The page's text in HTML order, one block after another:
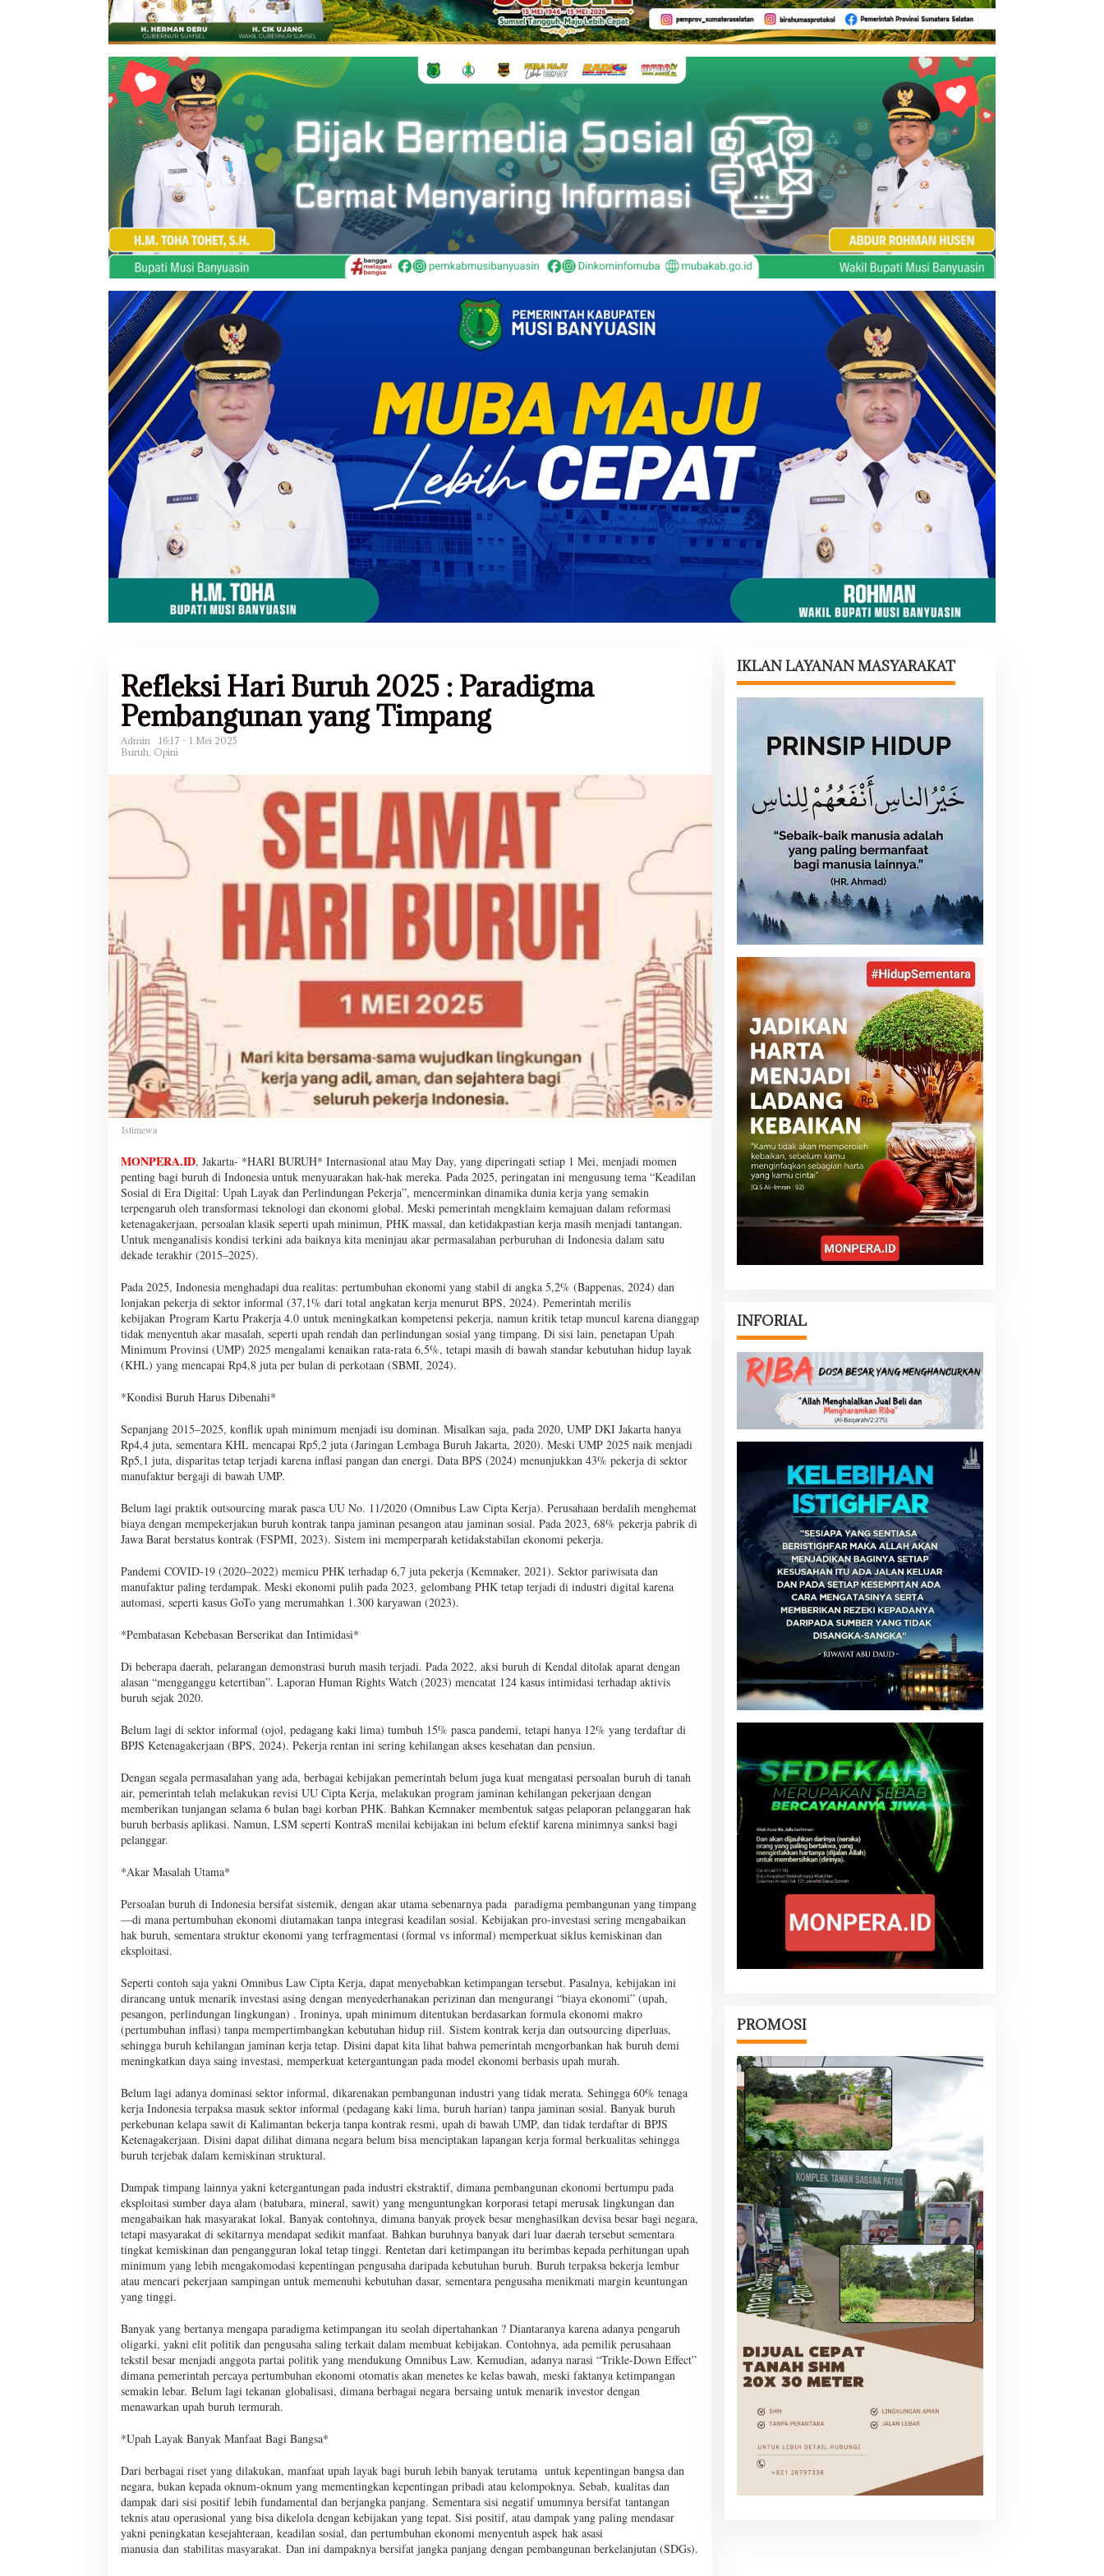
Refleksi Hari Buruh 2025 : Paradigma
Pembangunan yang Timpang
Admin
16:17 - 1 Mei 2025
Buruh, Opini
Istimewa
MONPERA.ID, Jakarta- *HARI BURUH* Internasional atau May Day, yang diperingati setiap 1 Mei, menjadi momen
penting bagi buruh di Indonesia untuk menyuarakan hak-hak mereka. Pada 2025, peringatan ini mengusung tema “Keadilan
Sosial di Era Digital: Upah Layak dan Perlindungan Pekerja”, mencerminkan dinamika dunia kerja yang semakin
terpengaruh oleh transformasi teknologi dan ekonomi global. Meski pemerintah mengklaim kemajuan dalam reformasi
ketenagakerjaan, persoalan klasik seperti upah minimun, PHK massal, dan ketidakpastian kerja masih menjadi tantangan.
Untuk menganalisis kondisi terkini ada baiknya kita meninjau akar permasalahan perburuhan di Indonesia dalam satu
dekade terakhir (2015–2025).
Pada 2025, Indonesia menghadapi dua realitas: pertumbuhan ekonomi yang stabil di angka 5,2% (Bappenas, 2024) dan
lonjakan pekerja di sektor informal (37,1% dari total angkatan kerja menurut BPS, 2024). Pemerintah merilis
kebijakan Program Kartu Prakerja 4.0 untuk meningkatkan kompetensi pekerja, namun kritik tetap muncul karena dianggap
tidak menyentuh akar masalah, seperti upah rendah dan perlindungan sosial yang timpang. Di sisi lain, penetapan Upah
Minimum Provinsi (UMP) 2025 mengalami kenaikan rata-rata 6,5%, tetapi masih di bawah standar kebutuhan hidup layak
(KHL) yang mencapai Rp4,8 juta per bulan di perkotaan (SBMI, 2024).
*Kondisi Buruh Harus Dibenahi*
Sepanjang 2015–2025, konflik upah minimum menjadi isu dominan. Misalkan saja, pada 2020, UMP DKI Jakarta hanya
Rp4,4 juta, sementara KHL mencapai Rp5,2 juta (Jaringan Lembaga Buruh Jakarta, 2020). Meski UMP 2025 naik menjadi
Rp5,1 juta, disparitas tetap terjadi karena inflasi pangan dan energi. Data BPS (2024) menunjukkan 43% pekerja di sektor
manufaktur bergaji di bawah UMP.
Belum lagi praktik outsourcing marak pasca UU No. 11/2020 (Omnibus Law Cipta Kerja). Perusahaan berdalih menghemat
biaya dengan mempekerjakan buruh kontrak tanpa jaminan pesangon atau jaminan sosial. Pada 2023, 68% pekerja pabrik di
Jawa Barat berstatus kontrak (FSPMI, 2023). Sistem ini memperparah ketidakstabilan ekonomi pekerja.
Pandemi COVID-19 (2020–2022) memicu PHK terhadap 6,7 juta pekerja (Kemnaker, 2021). Sektor pariwisata dan
manufaktur paling terdampak. Meski ekonomi pulih pada 2023, gelombang PHK tetap terjadi di industri digital karena
automasi, seperti kasus GoTo yang merumahkan 1.300 karyawan (2023).
*Pembatasan Kebebasan Berserikat dan Intimidasi*
Di beberapa daerah, pelarangan demonstrasi buruh masih terjadi. Pada 2022, aksi buruh di Kendal ditolak aparat dengan
alasan “mengganggu ketertiban”. Laporan Human Rights Watch (2023) mencatat 124 kasus intimidasi terhadap aktivis
buruh sejak 2020.
Belum lagi di sektor informal (ojol, pedagang kaki lima) tumbuh 15% pasca pandemi, tetapi hanya 12% yang terdaftar di
BPJS Ketenagakerjaan (BPS, 2024). Pekerja rentan ini sering kehilangan akses kesehatan dan pensiun.
Dengan segala permasalahan yang ada, berbagai kebijakan pemerintah belum juga kuat mengatasi persoalan buruh di tanah
air, pemerintah telah melakukan revisi UU Cipta Kerja, melakukan program jaminan kehilangan pekerjaan dengan
memberikan tunjangan selama 6 bulan bagi korban PHK. Bahkan Kemnaker membentuk satgas pelaporan pelanggaran hak
buruh berbasis aplikasi. Namun, LSM seperti KontraS menilai kebijakan ini belum efektif karena minimnya sanksi bagi
pelanggar.
*Akar Masalah Utama*
Persoalan buruh di Indonesia bersifat sistemik, dengan akar utama sebenarnya pada paradigma pembangunan yang timpang
—di mana pertumbuhan ekonomi diutamakan tanpa integrasi keadilan sosial. Kebijakan pro-investasi sering mengabaikan
hak buruh, sementara struktur ekonomi yang terfragmentasi (formal vs informal) memperkuat siklus kemiskinan dan
eksploitasi.
Seperti contoh saja yakni Omnibus Law Cipta Kerja, dapat menyebabkan ketimpangan tersebut. Pasalnya, kebijakan ini
dirancang untuk menarik investasi asing dengan menyederhanakan perizinan dan mengurangi “biaya ekonomi” (upah,
pesangon, perlindungan lingkungan) . Ironinya, upah minimum ditentukan berdasarkan formula ekonomi makro
(pertumbuhan inflasi) tanpa mempertimbangkan kebutuhan hidup riil. Sistem kontrak kerja dan outsourcing diperluas,
sehingga buruh kehilangan jaminan kerja tetap. Disini dapat kita lihat bahwa pemerintah mengorbankan hak buruh demi
meningkatkan daya saing investasi, memperkuat ketergantungan pada model ekonomi berbasis upah murah.
Belum lagi adanya dominasi sektor informal, dikarenakan pembangunan industri yang tidak merata. Sehingga 60% tenaga
kerja Indonesia terpaksa masuk sektor informal (pedagang kaki lima, buruh harian) tanpa jaminan sosial. Banyak buruh
perkebunan kelapa sawit di Kalimantan bekerja tanpa kontrak resmi, upah di bawah UMP, dan tidak terdaftar di BPJS
Ketenagakerjaan. Disini dapat dilihat dimana negara belum bisa menciptakan lapangan kerja formal berkualitas sehingga
buruh terjebak dalam kemiskinan struktural.
Dampak timpang lainnya yakni ketergantungan pada industri ekstraktif, dimana pembangunan ekonomi bertumpu pada
eksploitasi sumber daya alam (batubara, mineral, sawit) yang menguntungkan korporasi tetapi merusak lingkungan dan
mengabaikan hak masyarakat lokal. Banyak contohnya, dimana banyak proyek besar menghasilkan devisa besar bagi negara,
tetapi masyarakat di sekitarnya mendapat sedikit manfaat. Bahkan buruhnya banyak dari luar daerah tersebut sementara
tingkat kemiskinan dan pengangguran lokal tetap tinggi. Rentetan dari ketimpangan itu berimbas kepada perhitungan upah
minimum yang lebih mengakomodasi kepentingan pengusaha daripada kebutuhan buruh. Buruh terpaksa bekerja lembur
atau mencari pekerjaan sampingan untuk memenuhi kebutuhan dasar, sementara pengusaha menikmati margin keuntungan
yang tinggi.
Banyak yang bertanya mengapa paradigma ketimpangan itu seolah dipertahankan ? Diantaranya karena adanya pengaruh
oligarki, yakni elit politik dan pengusaha saling terkait dalam membuat kebijakan. Contohnya, ada pemilik perusahaan
tekstil besar menjadi anggota partai politik yang mendukung Omnibus Law. Kemudian, adanya narasi “Trikle-Down Effect”
dimana pemerintah percaya pertumbuhan ekonomi otomatis akan menetes ke kelas bawah, meski faktanya ketimpangan
semakin lebar. Belum lagi tekanan globalisasi, dimana berbagai negara bersaing untuk menarik investor dengan
menawarkan upah buruh termurah.
*Upah Layak Banyak Manfaat Bagi Bangsa*
Dari berbagai riset yang dilakukan, manfaat upah layak bagi buruh lebih banyak terutama untuk kepentingan bangsa dan
negara, bukan kepada oknum-oknum yang mementingkan kepentingan pribadi atau kelompoknya. Sebab, kualitas dan
dampak dari sisi positif lebih fundamental dan berjangka panjang. Sementara sisi negatif umumnya bersifat tantangan
teknis atau operasional yang bisa dikelola dengan kebijakan yang tepat. Sisi positif, atau dampak yang paling mendasar
yakni peningkatan kesejahteraan, keadilan sosial, dan pertumbuhan ekonomi menyentuh aspek hak asasi
manusia dan stabilitas masyarakat. Dan ini dampaknya bersifat jangka panjang dengan pembangunan berkelanjutan (SDGs).
IKLAN LAYANAN MASYARAKAT
INFORIAL
PROMOSI